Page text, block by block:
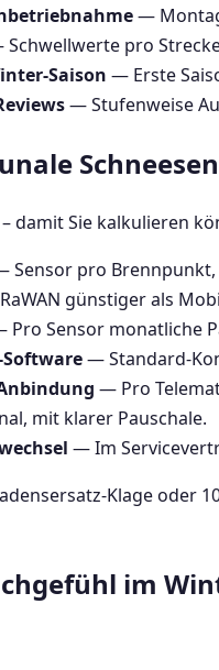
—
pro
Saison — Erste
— Stufenweise
damit Sie kalkulieren
Sensor pro
günstiger als
Pro Sensor monatliche
— Standard-
— Pro
mit klarer Pauschale.
— Im
Klage oder
im